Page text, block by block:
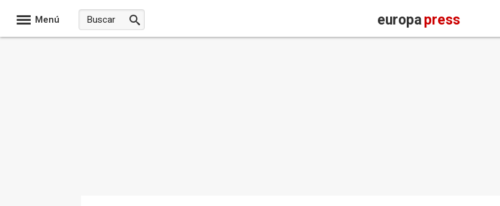
Menú europapress